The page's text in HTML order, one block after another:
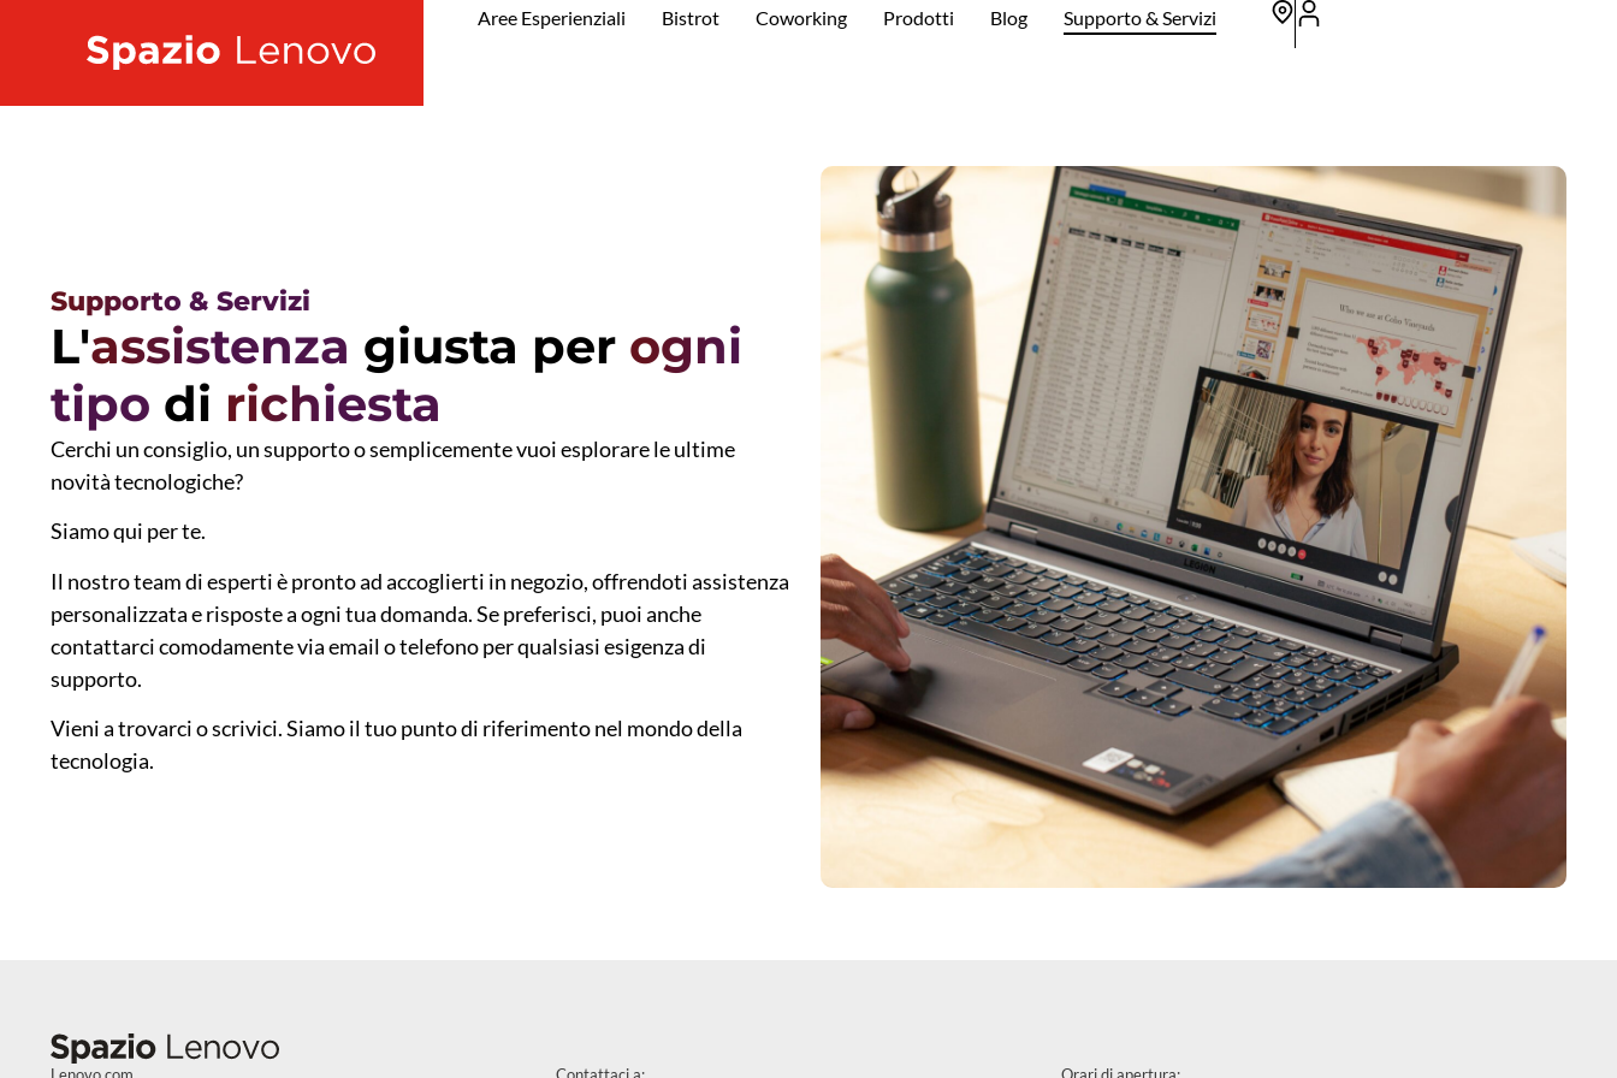
Aree Esperienziali Bistrot Coworking Prodotti Blog Supporto & Servizi
Supporto & Servizi
L'assistenza giusta per ogni
tipo di richiesta
Cerchi un consiglio, un supporto o semplicemente vuoi esplorare le ultime
novità tecnologiche?
Siamo qui per te.
Il nostro team di esperti è pronto ad accoglierti in negozio, offrendoti assistenza
personalizzata e risposte a ogni tua domanda. Se preferisci, puoi anche
contattarci comodamente via email o telefono per qualsiasi esigenza di
supporto.
Vieni a trovarci o scrivici. Siamo il tuo punto di riferimento nel mondo della
tecnologia.